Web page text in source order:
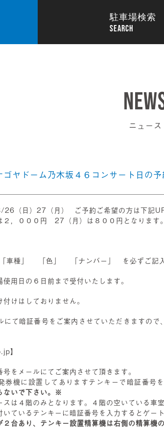
駐車場検索
ニュース
ヤドーム乃木坂４６コンサート日の予
26（日）27（月） ご予約ご希望の方は下記
２，０００円 27（月）は８００円となります
種」 「色」 「ナンバー」 を必ずご記入
用日の６日前まで受付いたします。
けはしておりません。
て暗証番号をご案内させていただきますの
】
をメールにてご案内させて頂きます。
機に設置してありますテンキーで暗証番号
ないで下さい。※
は４階のみとなります。４階の空いている車室
ているテンキーに暗証番号を入力するとゲー
台あり、テンキー設置精算機は右側の精算